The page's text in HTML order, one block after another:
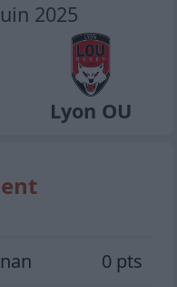
2025
Lyon OU
0 pts